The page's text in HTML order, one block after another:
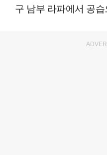
구 남부 라파에서 공